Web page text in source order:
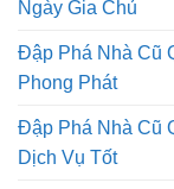
Ngày Gia Chủ
Đập Phá Nhà Cũ
Phong Phát
Đập Phá Nhà Cũ
Dịch Vụ Tốt